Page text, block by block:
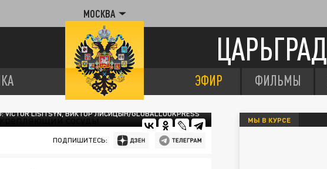
МОСКВА
ЦАРЬГРАД
ЭФИР ФИЛЬМЫ
LISITSYN, ВИКТОР ЛИСИЦЫН/GLOBALLOOKPRESS
ПОДПИШИТЕСЬ:
МЫ В КУРСЕ